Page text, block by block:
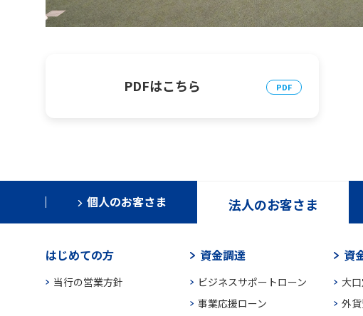
PDFはこちら
個人のお客さま 法人のお客さま
はじめての方
当行の営業方針
資金調達
ビジネスサポートローン
事業応援ローン
資
大
外